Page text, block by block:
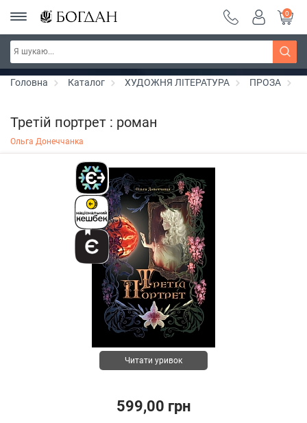
Серія "Чейзіана" ~ знижка 20%
0
Головна Каталог ХУДОЖНЯ ЛІТЕРАТУРА ПРОЗА
Третій портрет : роман
Ольга Донеччанка
Читати уривок
599,00 грн